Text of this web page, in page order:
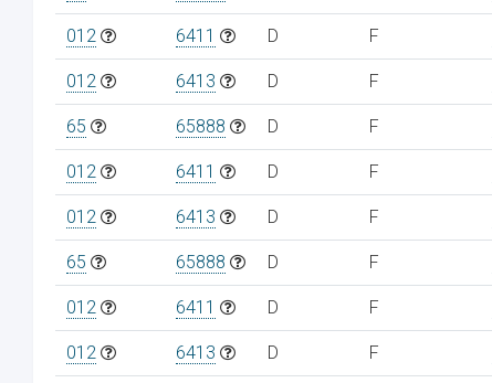
012 6411 D F
012 6413 D F
65 65888 D F
012 6411 D F
012 6413 D F
65 65888 D F
012 6411 D F
012 6413 D F